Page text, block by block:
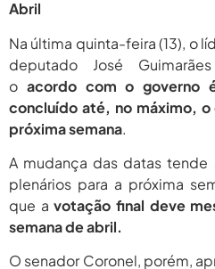
Abril
Na última quinta-feira (13), o
deputado José
o acordo com o governo
concluído até, no máximo,
próxima semana.
A mudança das datas tende
plenários para a próxima
que avotação final deve
semana de abril.
O senador Coronel, porém,